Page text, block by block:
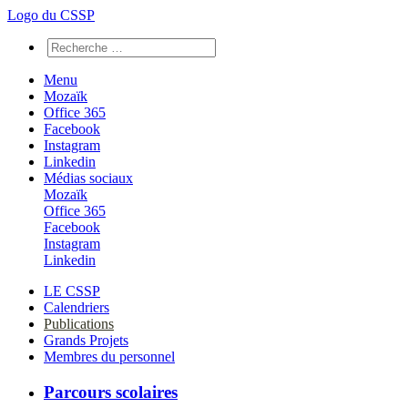
Logo du CSSP
Menu
Mozaïk
Office 365
Facebook
Instagram
Linkedin
Médias sociaux
Mozaïk
Office 365
Facebook
Instagram
Linkedin
LE CSSP
Calendriers
Publications
Grands Projets
Membres du personnel
Parcours scolaires